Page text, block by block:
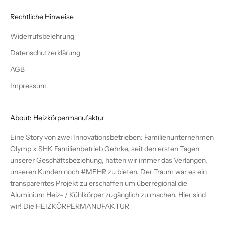
Rechtliche Hinweise
Widerrufsbelehrung
Datenschutzerklärung
AGB
Impressum
About: Heizkörpermanufaktur
Eine Story von zwei Innovationsbetrieben: Familienunternehmen
Olymp x SHK Familienbetrieb Gehrke, seit den ersten Tagen
unserer Geschäftsbeziehung, hatten wir immer das Verlangen,
unseren Kunden noch #MEHR zu bieten. Der Traum war es ein
transparentes Projekt zu erschaffen um überregional die
Aluminium Heiz- / Kühlkörper zugänglich zu machen. Hier sind
wir! Die HEIZKÖRPERMANUFAKTUR